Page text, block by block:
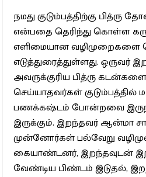
நமது குடும்பத்திற்கு பித்ரு
என்பதை தெரிந்து கொள்ள
எளிமையான வழிமுறைகளை
எடுத்துரைத்துள்ளது. ஒருவர்
அவருக்குரிய பித்ரு
செய்யாதவர்கள்
பணக்கஷ்டம் போன்றவை
இருக்கும். இறந்தவர் ஆன்மா
முன்னோர்கள் பல்வேறு
கையாண்டனர், இறந்தவுடன்
வேண்டிய பிண்டம் இடுதல்,